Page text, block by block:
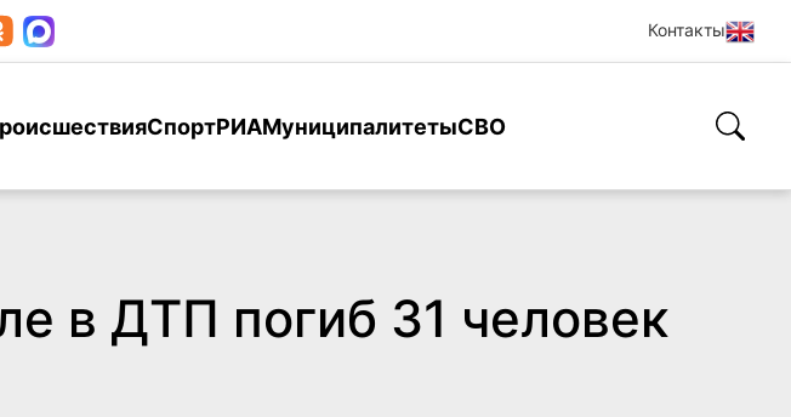
Контакты
СпортРИАМуниципалитетыСВО
в ДТП погиб 31 человек